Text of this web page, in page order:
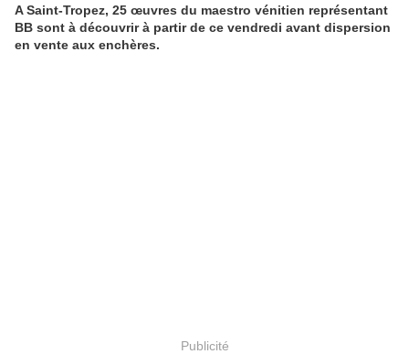
A Saint-Tropez, 25 œuvres du maestro vénitien représentant
BB sont à découvrir à partir de ce vendredi avant dispersion
en vente aux enchères.
Publicité